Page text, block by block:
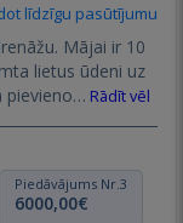
līdzīgu pasūtījumu
Mājai ir 10
lietus ūdeni uz
pievieno… Rādīt vēl
Piedāvājums Nr.3
6000,00€